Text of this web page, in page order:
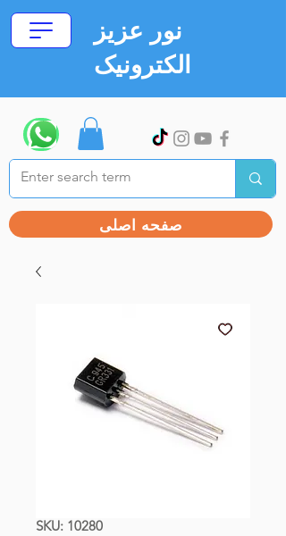
نور عزیز
الکترونیک
صفحه اصلی
SKU: 10280